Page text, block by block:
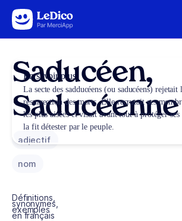
Aller au contenu
Saducéen,
Saducéenne
adjectif
nom
Définitions,
synonymes,
exemples
en français
En savoir plus
La secte des sadducéens (ou saducéens)
résurrection des morts. Elle recrutait ses
les plus aisées et visait avant tout à protéger ses
la fit détester par le peuple.